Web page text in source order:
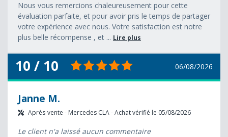
Nous vous remercions chaleureusement pour cette
évaluation parfaite, et pour avoir pris le temps de partager
votre expérience avec nous. Votre satisfaction est notre
plus belle récompense , et ... Lire plus
10 / 10 06/08/2026
Janne M.
Après-vente - Mercedes CLA - Achat vérifié le 05/08/2026
Le client n'a laissé aucun commentaire